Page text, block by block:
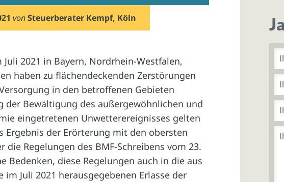
vonSteuerberater Kempf, Köln
2021 in Bayern, Nordrhein-Westfalen,
haben zu flächendeckenden Zerstörungen
in den betroffenen Gebieten
der Bewältigung des außergewöhnlichen und
eingetretenen Unwetterereignisses gelten
Ergebnis der Erörterung mit den obersten
die Regelungen des BMF-Schreibens vom 23.
Bedenken, diese Regelungen auch in die aus
Juli 2021 herausgegebenen Erlasse der